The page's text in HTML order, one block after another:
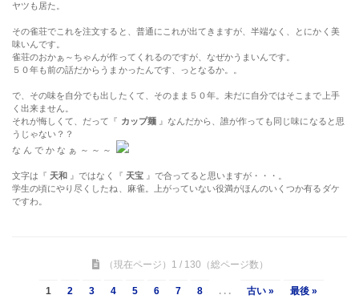
ヤツも居た。
その雀荘でこれを注文すると、普通にこれが出てきますが、半端なく、とにかく美
味いんです。
雀荘のおかぁ～ちゃんが作ってくれるのですが、なぜかうまいんです。
５０年も前の話だからうまかったんです、っとなるか。。
で、その味を自分でも出したくて、そのまま５０年。未だに自分ではそこまで上手
く出来ません。
それが悔しくて、だって『 カップ麺』なんだから、誰が作っても同じ味になると思
うじゃない？？
な ん で か な ぁ ～ ～ ～
文字は『 天和 』ではなく『 天宝』で合ってると思いますが・・・。
学生の頃にやり尽くしたね、麻雀。上がっていない役満がほんのいくつか有るダケ
ですわ。
（現在ページ）1 / 130（総ページ数）
1 2 3 4 5 6 7 8 . . . 古い » 最後 »